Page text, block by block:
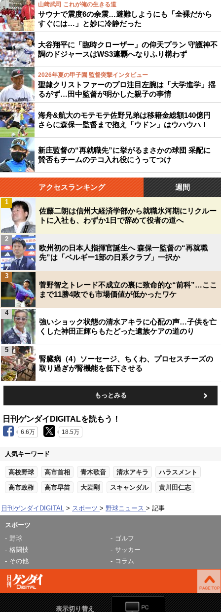
山﨑武司 これが俺の生きる道
サウナで震度6の余震…避難しようにも「全裸だから
すぐには…」と妙に冷静だった
大谷翔平に「臨時クローザー」の仰天プラン 守護神不
調のドジャースはWS3連覇へなりふり構わず
2026年夏の甲子園 監督突撃インタビュー
聖隷クリストファーのプロ注目左腕は「大学進学」揺
るがず…田中監督が明かした親子の事情
海舟&航大のモテモテ佐野兄弟は移籍金総額140億円
さらに森保一監督まで抱え「ウドン」はウハウハ！
新庄監督の“再就職先”に挙がるまさかの球団 采配に
賛否もチームのテコ入れ役にうってつけ
アクセスランキング 週間
佐藤二朗は信州大経済学部から就職氷河期にリクルー
トに入社も、わずか1日で辞めて役者の道へ
1
欧州初の日本人指揮官誕生へ 森保一監督の“再就職
先”は「ベルギー1部の日系クラブ」一択か
2
菅野智之トレード不成立の裏に致命的な“前科”…ここ
まで11勝4敗でも市場価値が低かったワケ
3
強いショック状態の清水アキラに心配の声…子供を亡
くした神田正輝らもたどった遺族ケアの道のり
4
腎臓病（4）ソーセージ、ちくわ、プロセスチーズの
取り過ぎが腎機能を低下させる
5
もっとみる
日刊ゲンダイDIGITALを読もう！
6.6万 18.5万
人気キーワード
高校野球 高市首相 青木歌音 清水アキラ ハラスメント
高市政権 高市早苗 大岩剛 スキャンダル 黄川田仁志
日刊ゲンダイDIGITAL スポーツ 野球ニュース 記事
スポーツ
野球
ゴルフ
格闘技
サッカー
その他
コラム
表示切り替え